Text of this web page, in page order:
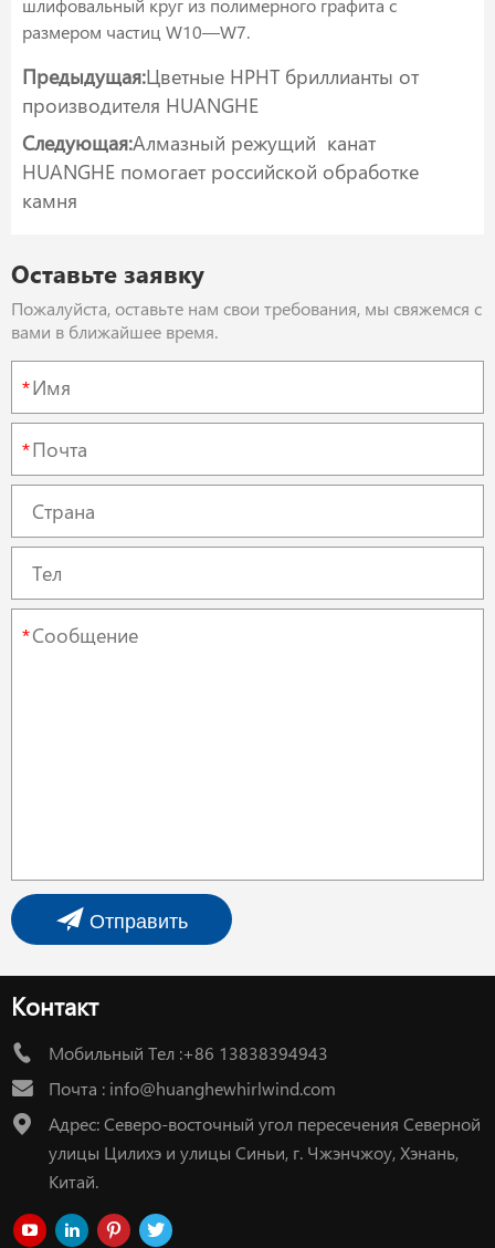
шлифовальный круг из полимерного графита с
размером частиц W10—W7.
Предыдущая:Цветные HPHT бриллианты от
производителя HUANGHE
Следующая:Алмазный режущий канат
HUANGHE помогает российской обработке
камня
Оставьте заявку
Пожалуйста, оставьте нам свои требования, мы свяжемся с
вами в ближайшее время.
*
*
*
Отправить
Контакт
Мобильный Тел :+86 13838394943
Почта : info@huanghewhirlwind.com
Адрес: Северо-восточный угол пересечения Северной
улицы Цилихэ и улицы Синьи, г. Чжэнчжоу, Хэнань,
Китай.